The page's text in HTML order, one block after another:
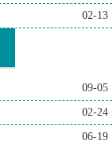
02-13
09-05
02-24
06-19